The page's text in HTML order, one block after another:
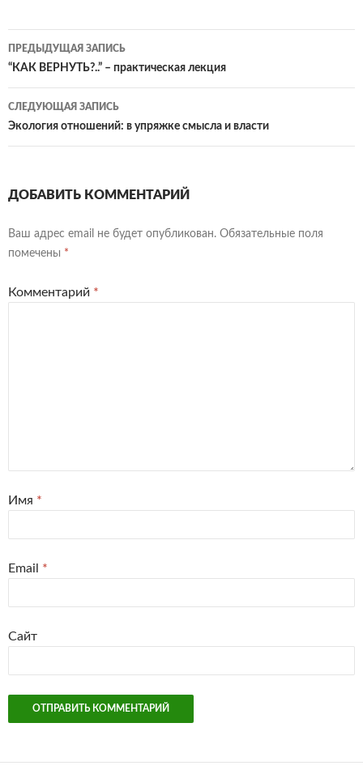
Навигация
по
записям
ПРЕДЫДУЩАЯ ЗАПИСЬ
“КАК ВЕРНУТЬ?..” – практическая лекция
СЛЕДУЮЩАЯ ЗАПИСЬ
Экология отношений: в упряжке смысла и власти
ДОБАВИТЬ КОММЕНТАРИЙ
Ваш адрес email не будет опубликован. Обязательные поля
помечены *
Комментарий *
Имя *
Email *
Сайт